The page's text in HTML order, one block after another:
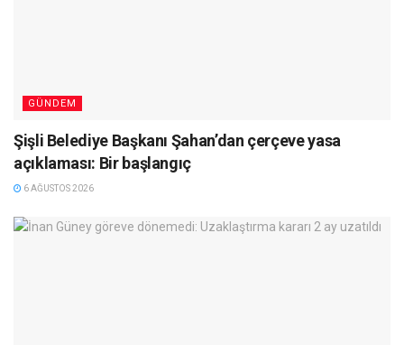
GÜNDEM
Şişli Belediye Başkanı Şahan’dan çerçeve yasa
açıklaması: Bir başlangıç
6 AĞUSTOS 2026